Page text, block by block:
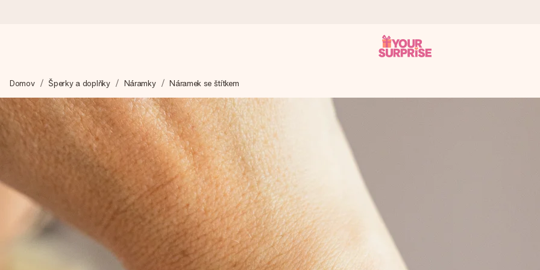
Váš dárek vytvoříme s láskou a bleskově odešleme – abyste ho mohli darovat právě v tu správnou chvíli, kdy na tom nejvíc záleží.
4,8 (na základě +15 000 recenzí)
Naše dárky inspirují. Zákazníci nás na Google Reviews hodnotí známkou 4,8.
Přáníčko zdarma
Vytvořte něco jedinečného během několika kroků – s jejím jménem, vaší fotografií nebo vzkazem, který doopravdy zahřeje u
okamžik.
Domov Šperky a doplňky Náramky Náramek se štítkem